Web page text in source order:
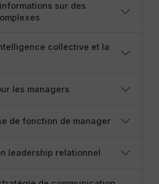
sur des
collective et la
les managers
de fonction de manager
leadership relationnel